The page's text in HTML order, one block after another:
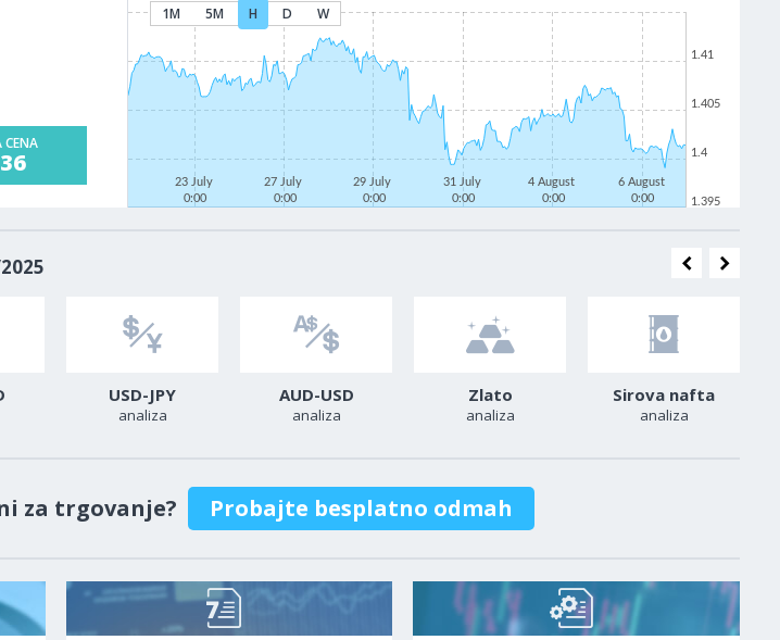
CENA
1M 5M H D W
23 July
0:00
27 July
0:00
29 July
0:00
31 July
0:00
4 August
0:00
6 August
0:00
1.395
1.4
1.405
1.41
USD-JPY
analiza
AUD-USD
analiza
Zlato
analiza
Sirova nafta
analiza
za trgovanje? Probajte besplatno odmah